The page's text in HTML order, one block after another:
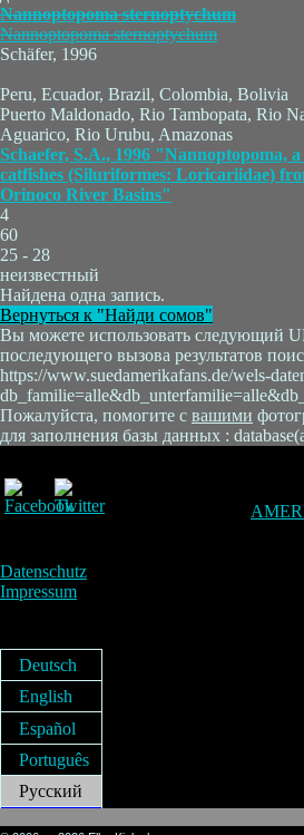
Nannoptopoma sternoptychum
Nannoptopoma sternoptychum
Schäfer, 1996
Peru, Ecuador, Brazil, Colombia, Bolivia
Puerto Maldonado, Rio Tambopata, Rio
Aguarico, Rio Urubu, Amazonas
Schaefer, S.A., 1996 "Nannoptopoma,
catfishes (Siluriformes: Loricariidae)
Orinoco River Basins"
4
60
25 - 28
неизвестный
Найдена одна запись.
Вернуться к "Найди сомов"
Вы можете использовать следующий
последующего вызова результатов
https://www.suedamerikafans.de/wels-
Пожалуйста, помогите с вашими
для заполнения базы данных :
Datenschutz
Impressum
Deutsch
English
Español
Português
Русский